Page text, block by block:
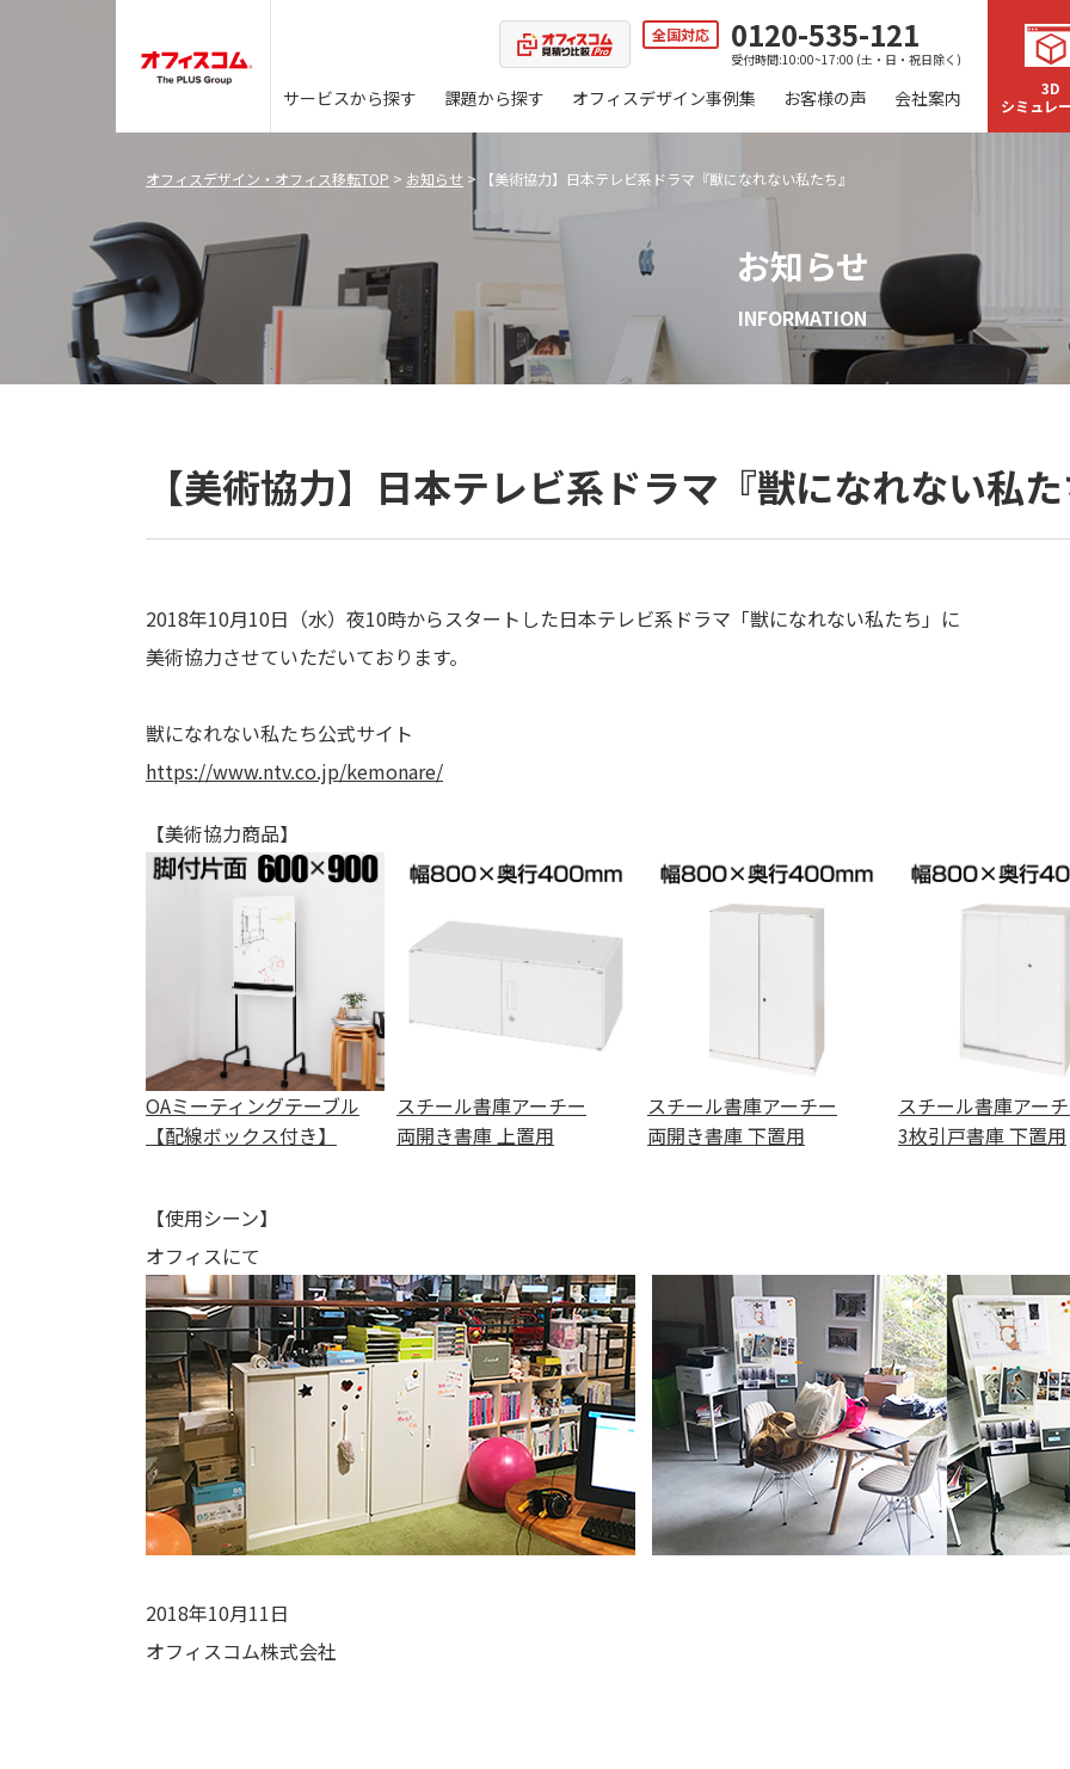
全国対応 0120-535-121
受付時間:10:00~17:00 (土・日・祝日除く)
サービスから探す 課題から探す オフィスデザイン事例集 お客様の声 会社案内
3D
シミュレ
オフィスデザイン・オフィス移転TOP > お知らせ > 【美術協力】日本テレビ系ドラマ『獣になれない私たち』
お知らせ
INFORMATION
【美術協力】日本テレビ系ドラマ『獣になれない私
2018年10月10日（水）夜10時からスタートした日本テレビ系ドラマ「獣になれない私たち」に
美術協力させていただいております。
獣になれない私たち公式サイト
https://www.ntv.co.jp/kemonare/
【美術協力商品】
OAミーティングテーブル
【配線ボックス付き】
スチール書庫アーチー
両開き書庫 上置用
スチール書庫アーチー
両開き書庫 下置用
スチール書庫アー
3枚引戸書庫 下置用
【使用シーン】
オフィスにて
2018年10月11日
オフィスコム株式会社